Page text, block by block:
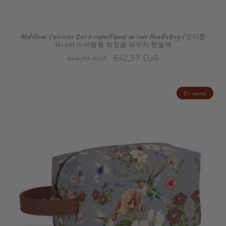
ModiToon Universe Sac à cosmétiques en cuir HandleBag | 모디툰
유니버스 여행용 화장품 파우치 핸들백
Prix
€44,99 EUR
Prix
€42,99 EUR
En vente